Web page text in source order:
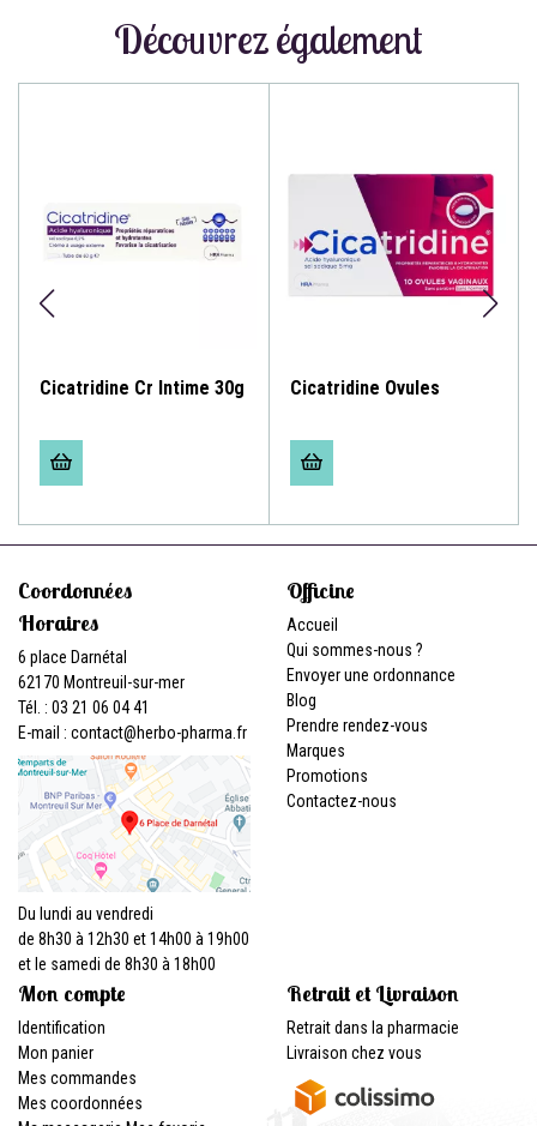
Découvrez également
Cicatridine Cr Intime 30g Cicatridine Ovules
Coordonnées
Horaires
6 place Darnétal
62170 Montreuil-sur-mer
Tél. : 03 21 06 04 41
E-mail : contact@herbo-pharma.fr
Du lundi au vendredi
de 8h30 à 12h30 et 14h00 à 19h00
et le samedi de 8h30 à 18h00
Officine
Accueil
Qui sommes-nous ?
Envoyer une ordonnance
Blog
Prendre rendez-vous
Marques
Promotions
Contactez-nous
Mon compte
Identification
Mon panier
Mes commandes
Mes coordonnées
Retrait et Livraison
Retrait dans la pharmacie
Livraison chez vous